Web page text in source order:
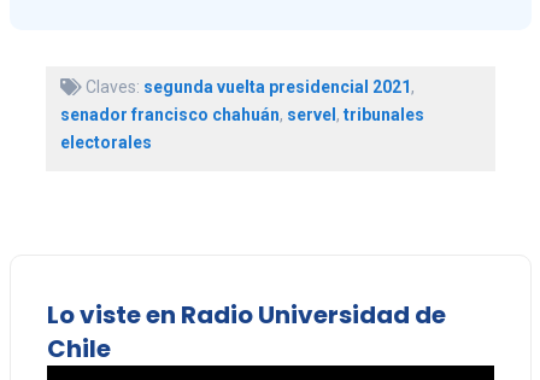
Claves: segunda vuelta presidencial 2021,
senador francisco chahuán, servel, tribunales
electorales
Lo viste en Radio Universidad de
Chile